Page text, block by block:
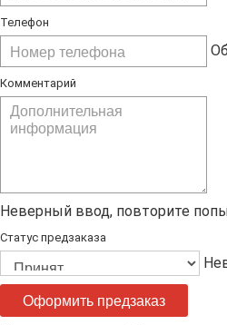
Телефон
Комментарий
Неверный ввод, повторите
Статус предзаказа
Оформить предзаказ